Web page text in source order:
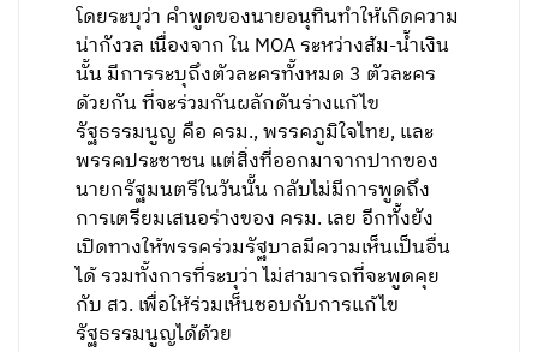
โดยระบุว่า คำพูดของนายอนุทินทำให้เกิดความ
น่ากังวล เนื่องจาก ใน MOA ระหว่างส้ม-น้ำเงิน
นั้น มีการระบุถึงตัวละครทั้งหมด 3 ตัวละคร
ด้วยกัน ที่จะร่วมกันผลักดันร่างแก้ไข
รัฐธรรมนูญ คือ ครม., พรรคภูมิใจไทย, และ
พรรคประชาชน แต่สิ่งที่ออกมาจากปากของ
นายกรัฐมนตรีในวันนั้น กลับไม่มีการพูดถึง
การเตรียมเสนอร่างของ ครม. เลย อีกทั้งยัง
เปิดทางให้พรรคร่วมรัฐบาลมีความเห็นเป็นอื่น
ได้ รวมทั้งการที่ระบุว่า ไม่สามารถที่จะพูดคุย
กับ สว. เพื่อให้ร่วมเห็นชอบกับการแก้ไข
รัฐธรรมนูญได้ด้วย